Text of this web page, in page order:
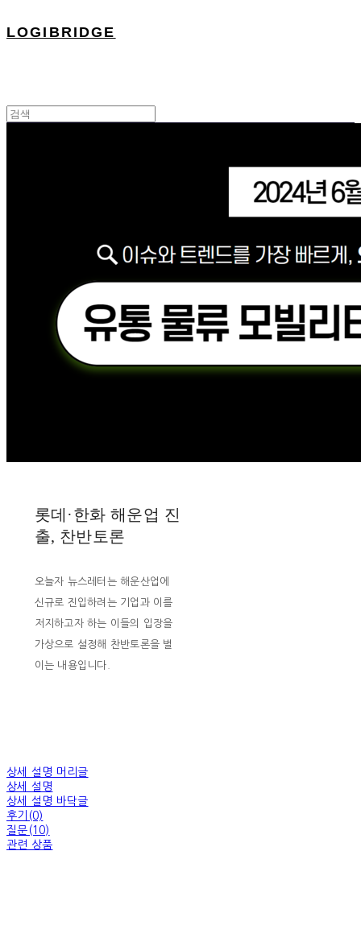
LOGIBRIDGE
롯데·한화 해운업 진
출, 찬반토론
오늘자 뉴스레터는 해운산업에
신규로 진입하려는 기업과 이를
저지하고자 하는 이들의 입장을
가상으로 설정해 찬반토론을 벌
이는 내용입니다.
상세 설명 머리글
상세 설명
상세 설명 바닥글
후기(0)
질문(10)
관련 상품